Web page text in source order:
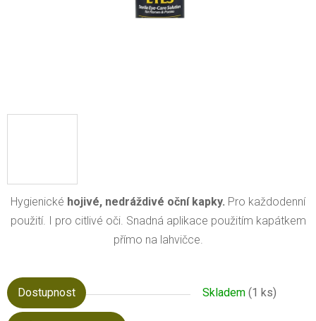
Hygienické hojivé, nedráždivé oční kapky. Pro každodenní
použití. I pro citlivé oči. Snadná aplikace použitím kapátkem
přímo na lahvičce.
Dostupnost Skladem (1 ks)